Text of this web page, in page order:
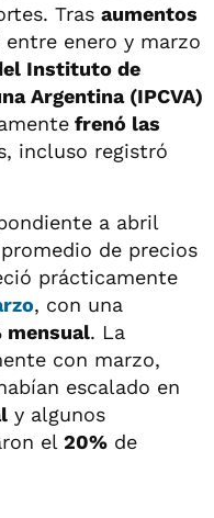
Tras aumentos
entre enero y marzo
Instituto de
Argentina (IPCVA)
frenó las
incluso registró
a abril
de precios
prácticamente
, con una
mensual. La
con marzo,
escalado en
y algunos
el 20% de